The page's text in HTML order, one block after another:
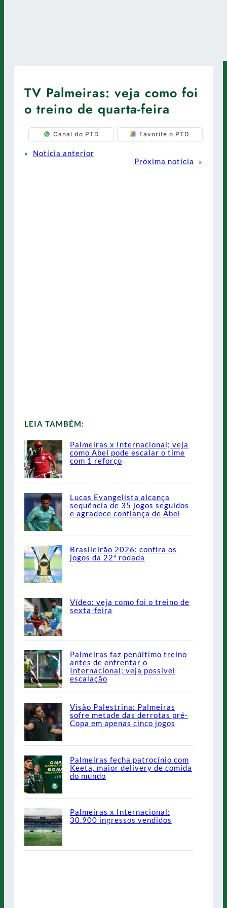
TV Palmeiras: veja como foi
o treino de quarta-feira
Canal do PTD Favorite o PTD
«
Notícia anterior
Próxima notícia
»
LEIA TAMBÉM:
Palmeiras x Internacional; veja
como Abel pode escalar o time
com 1 reforço
Lucas Evangelista alcança
sequência de 35 jogos seguidos
e agradece confiança de Abel
Brasileirão 2026: confira os
jogos da 22ª rodada
Vídeo: veja como foi o treino de
sexta-feira
Palmeiras faz penúltimo treino
antes de enfrentar o
Internacional; veja possível
escalação
Visão Palestrina: Palmeiras
sofre metade das derrotas pré-
Copa em apenas cinco jogos
Palmeiras fecha patrocínio com
Keeta, maior delivery de comida
do mundo
Palmeiras x Internacional:
30.900 ingressos vendidos